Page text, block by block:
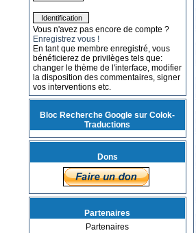
Vous n'avez pas encore de compte ?
Enregistrez vous !
En tant que membre enregistré, vous
bénéficierez de privilèges tels que:
changer le thème de l'interface, modifier
la disposition des commentaires, signer
vos interventions etc.
Bloc Recherche Google sur Colok-
Traductions
Dons
Partenaires
Partenaires